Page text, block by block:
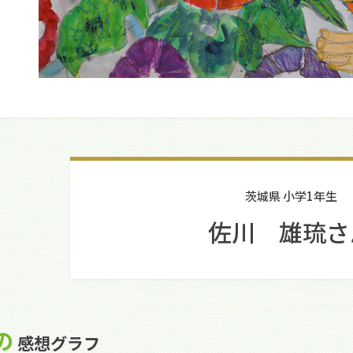
茨城県 小学1年生
佐川 雄琉
感想グラフ